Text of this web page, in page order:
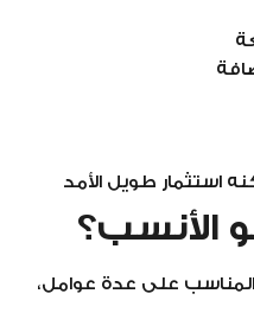
استثمار طويل الأمد
الأنسب؟
المناسب على عدة عوامل،